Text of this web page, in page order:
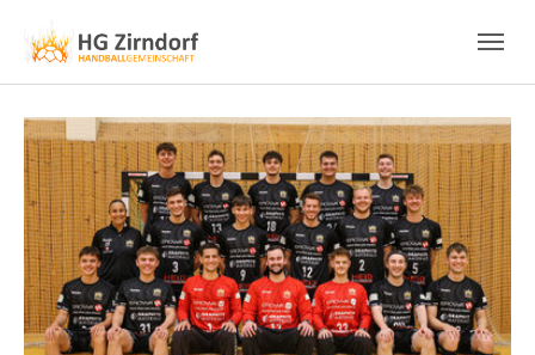
Show larger version